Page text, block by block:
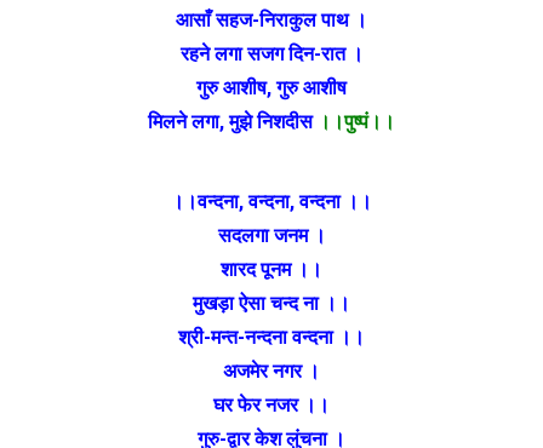
आसाँ सहज-निराकुल पाथ ।
रहने लगा सजग दिन-रात ।
गुरु आशीष, गुरु आशीष
मिलने लगा, मुझे निशदीस।।पुष्पं।।
।।वन्दना, वन्दना, वन्दना ।।
सदलगा जनम ।
शारद पूनम ।।
मुखड़ा ऐसा चन्द ना ।।
श्री-मन्त-नन्दना वन्दना ।।
अजमेर नगर ।
घर फेर नजर ।।
गुरु-द्वार केश लुंचना ।